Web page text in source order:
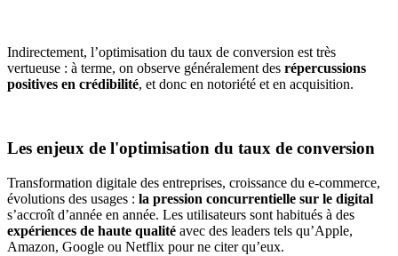
Indirectement, l’optimisation du taux de conversion est très
vertueuse : à terme, on observe généralement des répercussions
positives en crédibilité, et donc en notoriété et en acquisition.
Les enjeux de l'optimisation du taux de conversion
Transformation digitale des entreprises, croissance du e-commerce,
évolutions des usages : la pression concurrentielle sur le digital
s’accroît d’année en année. Les utilisateurs sont habitués à des
expériences de haute qualité avec des leaders tels qu’Apple,
Amazon, Google ou Netflix pour ne citer qu’eux.